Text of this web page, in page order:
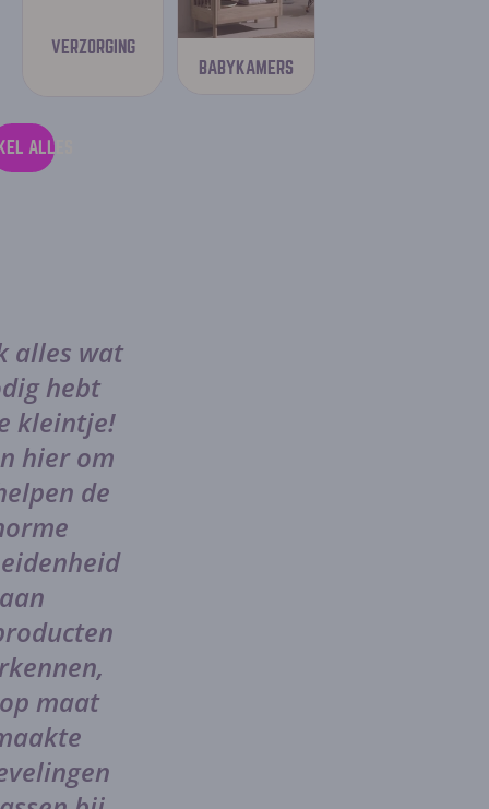
VERZORGING
BABYKAMERS
ALLES
alles wat
hebt
kleintje!
hier om
de
aan
maat